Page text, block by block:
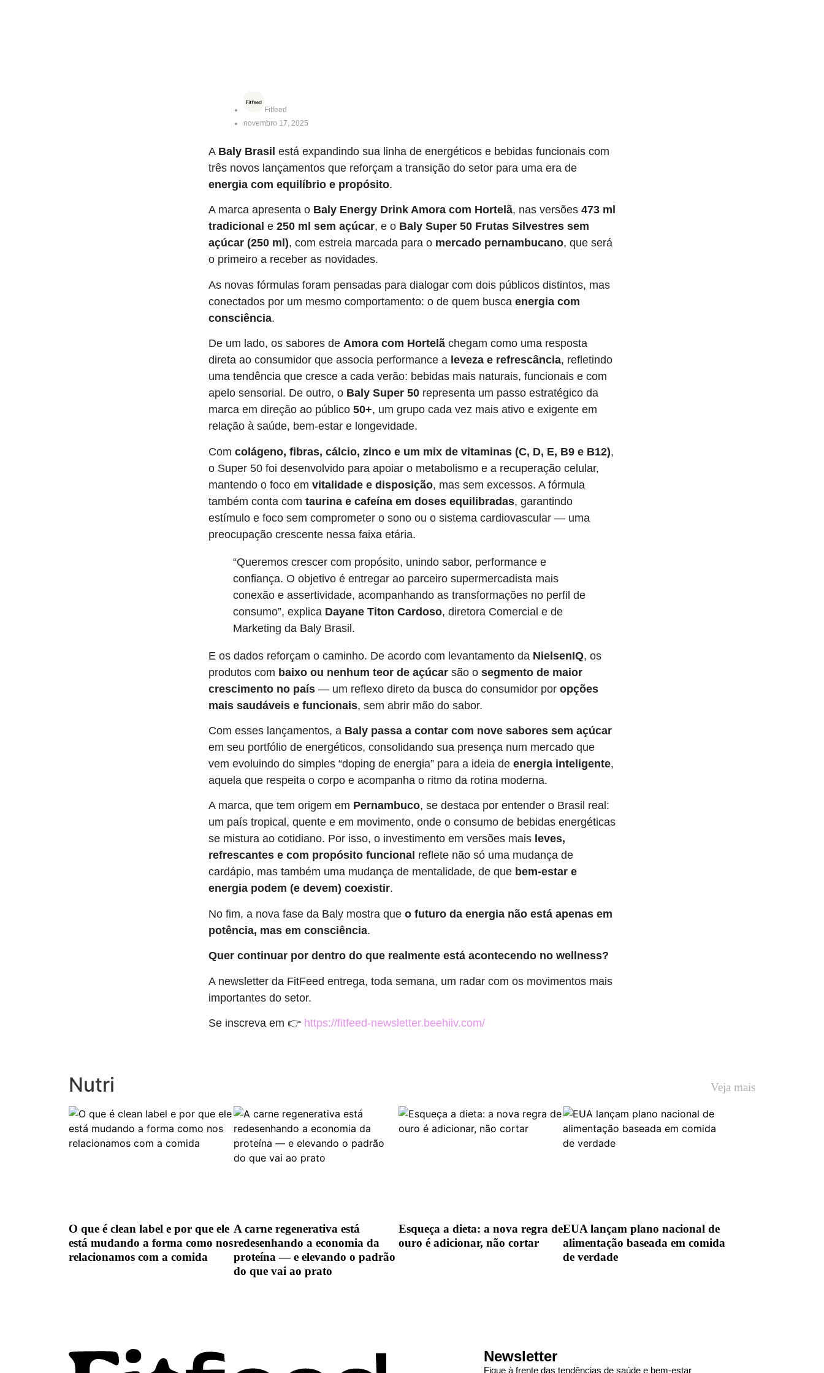
Fitfeed
novembro 17, 2025
A Baly Brasil está expandindo sua linha de energéticos e bebidas funcionais com
três novos lançamentos que reforçam a transição do setor para uma era de
energia com equilíbrio e propósito.
A marca apresenta o Baly Energy Drink Amora com Hortelã, nas versões 473 ml
tradicional e 250 ml sem açúcar, e o Baly Super 50 Frutas Silvestres sem
açúcar (250 ml), com estreia marcada para o mercado pernambucano, que será
o primeiro a receber as novidades.
As novas fórmulas foram pensadas para dialogar com dois públicos distintos, mas
conectados por um mesmo comportamento: o de quem busca energia com
consciência.
De um lado, os sabores de Amora com Hortelã chegam como uma resposta
direta ao consumidor que associa performance a leveza e refrescância, refletindo
uma tendência que cresce a cada verão: bebidas mais naturais, funcionais e com
apelo sensorial. De outro, o Baly Super 50 representa um passo estratégico da
marca em direção ao público 50+, um grupo cada vez mais ativo e exigente em
relação à saúde, bem-estar e longevidade.
Com colágeno, fibras, cálcio, zinco e um mix de vitaminas (C, D, E, B9 e B12),
o Super 50 foi desenvolvido para apoiar o metabolismo e a recuperação celular,
mantendo o foco em vitalidade e disposição, mas sem excessos. A fórmula
também conta com taurina e cafeína em doses equilibradas, garantindo
estímulo e foco sem comprometer o sono ou o sistema cardiovascular — uma
preocupação crescente nessa faixa etária.
“Queremos crescer com propósito, unindo sabor, performance e
confiança. O objetivo é entregar ao parceiro supermercadista mais
conexão e assertividade, acompanhando as transformações no perfil de
consumo”, explica Dayane Titon Cardoso, diretora Comercial e de
Marketing da Baly Brasil.
E os dados reforçam o caminho. De acordo com levantamento da NielsenIQ, os
produtos com baixo ou nenhum teor de açúcar são o segmento de maior
crescimento no país — um reflexo direto da busca do consumidor por opções
mais saudáveis e funcionais, sem abrir mão do sabor.
Com esses lançamentos, a Baly passa a contar com nove sabores sem açúcar
em seu portfólio de energéticos, consolidando sua presença num mercado que
vem evoluindo do simples “doping de energia” para a ideia de energia inteligente,
aquela que respeita o corpo e acompanha o ritmo da rotina moderna.
A marca, que tem origem em Pernambuco, se destaca por entender o Brasil real:
um país tropical, quente e em movimento, onde o consumo de bebidas energéticas
se mistura ao cotidiano. Por isso, o investimento em versões mais leves,
refrescantes e com propósito funcional reflete não só uma mudança de
cardápio, mas também uma mudança de mentalidade, de que bem-estar e
energia podem (e devem) coexistir.
No fim, a nova fase da Baly mostra que o futuro da energia não está apenas em
potência, mas em consciência.
Quer continuar por dentro do que realmente está acontecendo no wellness?
A newsletter da FitFeed entrega, toda semana, um radar com os movimentos mais
importantes do setor.
Se inscreva em 👉 https://fitfeed-newsletter.beehiiv.com/
Nutri Veja mais
O que é clean label e por que ele
está mudando a forma como nos
relacionamos com a comida
A carne regenerativa está
redesenhando a economia da
proteína — e elevando o padrão
do que vai ao prato
Esqueça a dieta: a nova regra de
ouro é adicionar, não cortar
EUA lançam plano nacional de
alimentação baseada em comida
de verdade
Newsletter
Fique à frente das tendências de saúde e bem-estar